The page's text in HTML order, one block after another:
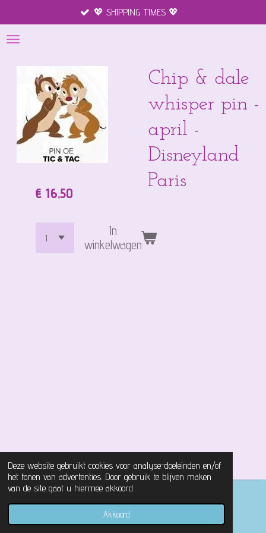
Deze website gebruikt cookies voor analyse-doeleinden en/of
het tonen van advertenties. Door gebruik te blijven maken
van de site gaat u hiermee akkoord.
Akkoord
direct
naar
hoofdinhoud
💖 SHIPPING TIMES 💖
Chip & dale
whisper pin -
april -
Disneyland
Paris
€ 16,50
In
winkelwagen